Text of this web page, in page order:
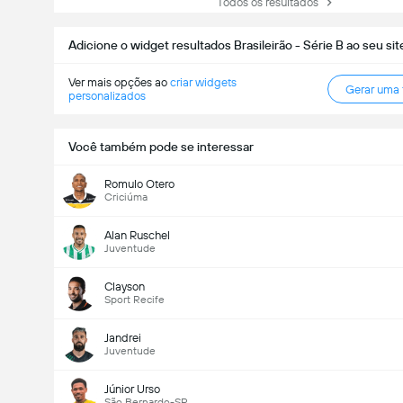
Adicione o widget resultados Brasileirão - Série B ao seu
Ver mais opções ao criar widgets
personalizados
Gerar uma
Você também pode se interessar
Romulo Otero
Criciúma
Alan Ruschel
Juventude
Clayson
Sport Recife
Jandrei
Juventude
Júnior Urso